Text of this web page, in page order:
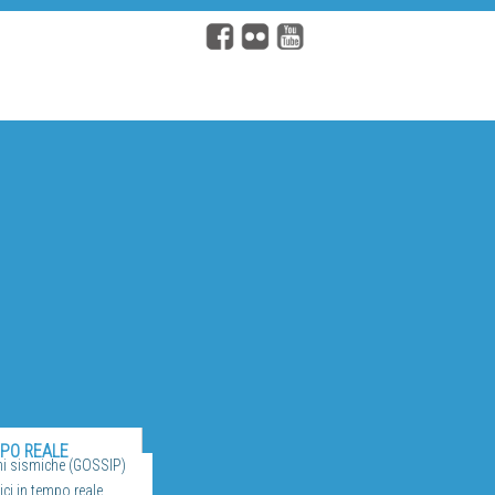
REALE
sismiche (GOSSIP)
in tempo reale